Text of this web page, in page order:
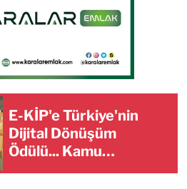
E-KİP'e Türkiye'nin
Dijital Dönüşüm
Ödülü... Kamu